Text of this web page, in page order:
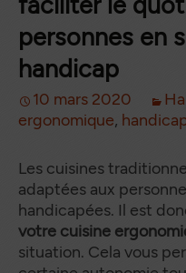
personnes en
handicap
10 mars 2020
ergonomique,
Les cuisines
adaptées aux
handicapées. Il est
votre cuisine
situation. Cela vous